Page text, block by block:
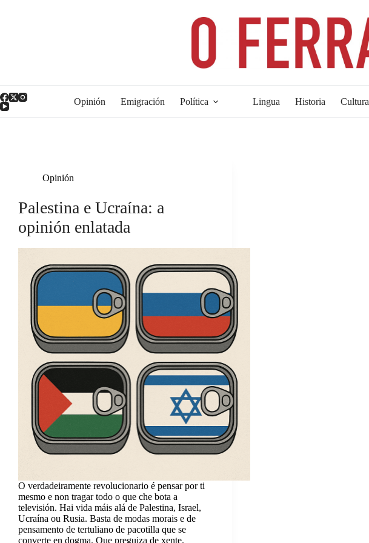
Opinión Emigración Política Lingua Historia Cultura
Opinión
Palestina e Ucraína: a
opinión enlatada
O verdadeiramente revolucionario é pensar por ti
mesmo e non tragar todo o que che bota a
televisión. Hai vida máis alá de Palestina, Israel,
Ucraína ou Rusia. Basta de modas morais e de
pensamento de tertuliano de pacotilla que se
converte en dogma. Que preguiza de xente.